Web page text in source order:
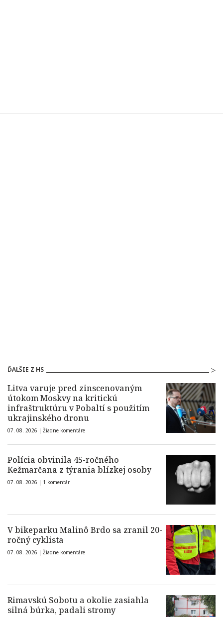
ĎALŠIE Z HS
Litva varuje pred zinscenovaným
útokom Moskvy na kritickú
infraštruktúru v Pobaltí s použitím
ukrajinského dronu
07. 08. 2026 | Žiadne komentáre
Polícia obvinila 45-ročného
Kežmarčana z týrania blízkej osoby
07. 08. 2026 | 1 komentár
V bikeparku Malinô Brdo sa zranil 20-
ročný cyklista
07. 08. 2026 | Žiadne komentáre
Rimavskú Sobotu a okolie zasiahla
silná búrka, padali stromy